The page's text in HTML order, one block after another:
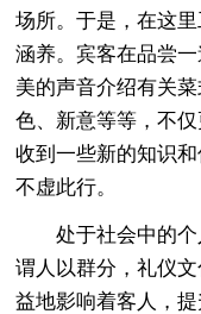
场所。于是，在这
涵养。宾客在品尝
美的声音介绍有关
色、新意等等，不
收到一些新的知识
不虚此行。
处于社会中的
谓人以群分，礼仪
益地影响着客人，